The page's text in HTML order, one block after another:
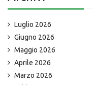
Luglio 2026
Giugno 2026
Maggio 2026
Aprile 2026
Marzo 2026